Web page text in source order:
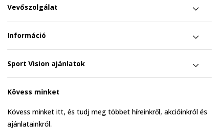
Vevőszolgálat
Információ
Sport Vision ajánlatok
Kövess minket
Kövess minket itt, és tudj meg többet híreinkről, akcióinkról és
ajánlatainkról.